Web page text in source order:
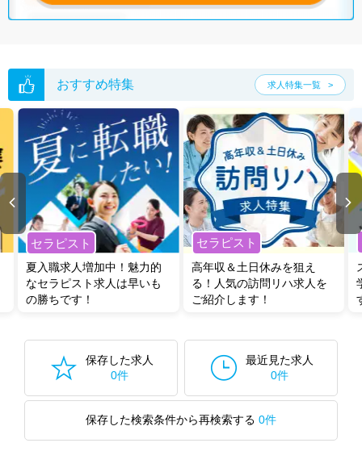
おすすめ特集 求人特集一覧
セラピスト
夏入職求人増加中！魅力的
なセラピスト求人は早いも
の勝ちです！
セラピスト
高年収＆土日休みを狙え
る！人気の訪問リハ求人を
ご紹介します！
保存した求人
0件
最近見た求人
0件
保存した検索条件から再検索する 0件